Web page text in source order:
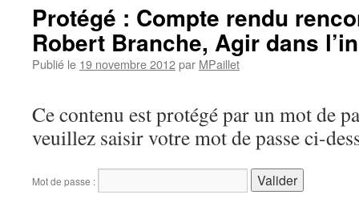
Protégé : Compte rendu
Robert Branche, Agir dans
Publié le 19 novembre 2012par MPaillet
Ce contenu est protégé par un mot de
veuillez saisir votre mot de passe ci-
Mot de passe :